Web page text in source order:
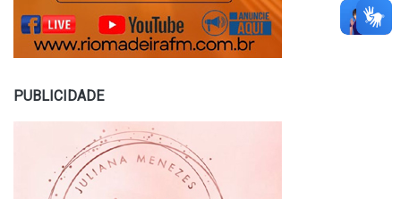
PUBLICIDADE